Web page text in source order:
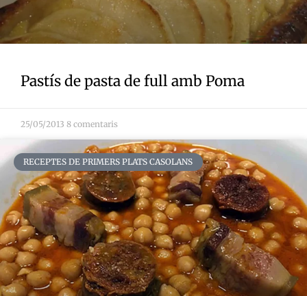
Pastís de pasta de full amb Poma
25/05/2013 8 comentaris
RECEPTES DE PRIMERS PLATS CASOLANS